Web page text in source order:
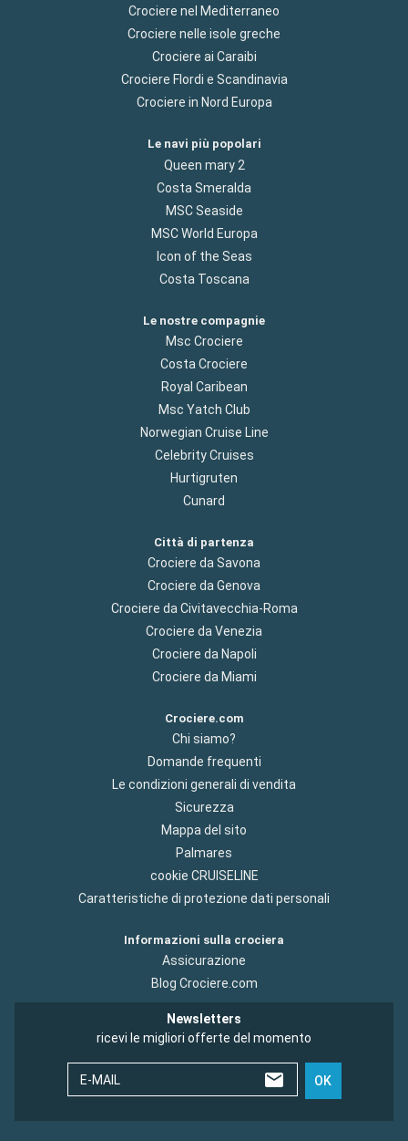
Crociere nel Mediterraneo
Crociere nelle isole greche
Crociere ai Caraibi
Crociere Flordi e Scandinavia
Crociere in Nord Europa
Le navi più popolari
Queen mary 2
Costa Smeralda
MSC Seaside
MSC World Europa
Icon of the Seas
Costa Toscana
Le nostre compagnie
Msc Crociere
Costa Crociere
Royal Caribean
Msc Yatch Club
Norwegian Cruise Line
Celebrity Cruises
Hurtigruten
Cunard
Città di partenza
Crociere da Savona
Crociere da Genova
Crociere da Civitavecchia-Roma
Crociere da Venezia
Crociere da Napoli
Crociere da Miami
Crociere.com
Chi siamo?
Domande frequenti
Le condizioni generali di vendita
Sicurezza
Mappa del sito
Palmares
cookie CRUISELINE
Caratteristiche di protezione dati personali
Informazioni sulla crociera
Assicurazione
Blog Crociere.com
Newsletters
ricevi le migliori offerte del momento
E-MAIL OK